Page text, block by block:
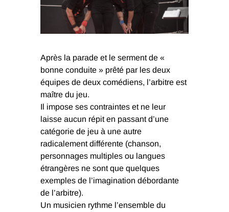
Après la parade et le serment de «
bonne conduite » prêté par les deux
équipes de deux comédiens, l’arbitre est
maître du jeu.
Il impose ses contraintes et ne leur
laisse aucun répit en passant d’une
catégorie de jeu à une autre
radicalement différente (chanson,
personnages multiples ou langues
étrangères ne sont que quelques
exemples de l’imagination débordante
de l’arbitre).
Un musicien rythme l’ensemble du